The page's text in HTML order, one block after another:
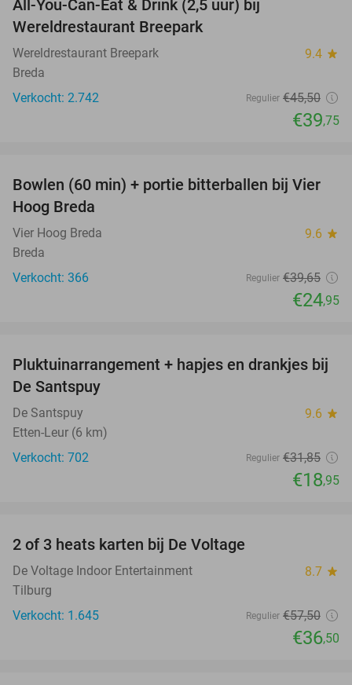
All-You-Can-Eat & Drink (2,5 uur) bij
Wereldrestaurant Breepark
Wereldrestaurant Breepark 9.4 star
Breda
Verkocht: 2.742
Regulier €45,50
€39,75
37%
Bowlen (60 min) + portie bitterballen bij Vier
Hoog Breda
Vier Hoog Breda 9.6 star
Breda
Verkocht: 366
Regulier €39,65
€24,95
41%
Pluktuinarrangement + hapjes en drankjes bij
De Santspuy
De Santspuy 9.6 star
Etten-Leur (6 km)
Verkocht: 702
Regulier €31,85
€18,95
2 of 3 heats karten bij De Voltage
De Voltage Indoor Entertainment 8.7 star
Tilburg
Verkocht: 1.645
Regulier €57,50
€36,50